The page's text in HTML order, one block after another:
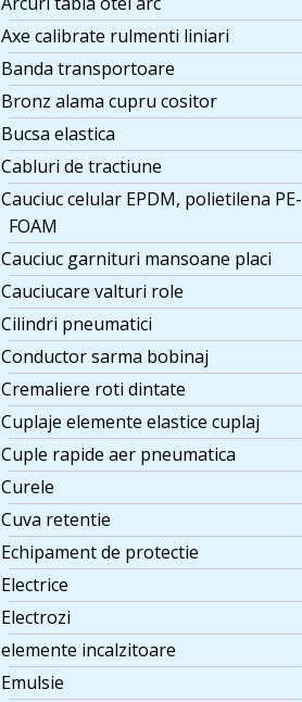
Axe calibrate rulmenti liniari
Banda transportoare
Bronz alama cupru cositor
Bucsa elastica
Cabluri de tractiune
Cauciuc celular EPDM, polietilena PE-
FOAM
Cauciuc garnituri mansoane placi
Cauciucare valturi role
Cilindri pneumatici
Conductor sarma bobinaj
Cremaliere roti dintate
Cuplaje elemente elastice cuplaj
Cuple rapide aer pneumatica
Curele
Cuva retentie
Echipament de protectie
Electrice
Electrozi
elemente incalzitoare
Emulsie